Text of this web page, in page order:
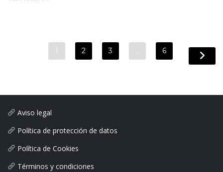
1 2 3 … 6
Aviso legal
Política de protección de datos
Política de Cookies
Términos y condiciones